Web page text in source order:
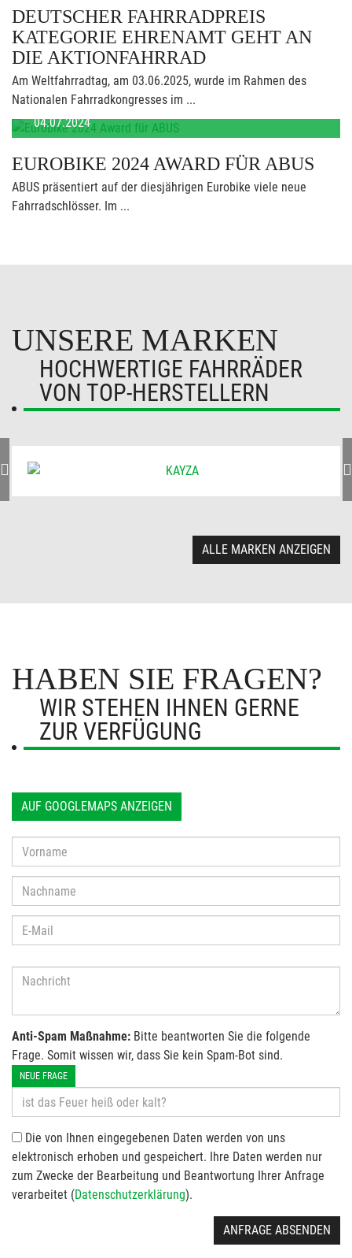
DEUTSCHER FAHRRADPREIS
KATEGORIE EHRENAMT GEHT AN
DIE AKTIONFAHRRAD
Am Weltfahrradtag, am 03.06.2025, wurde im Rahmen des
Nationalen Fahrradkongresses im ...
04.07.2024
EUROBIKE 2024 AWARD FÜR ABUS
ABUS präsentiert auf der diesjährigen Eurobike viele neue
Fahrradschlösser. Im ...
UNSERE MARKEN
HOCHWERTIGE FAHRRÄDER
VON TOP-HERSTELLERN
ALLE MARKEN ANZEIGEN
HABEN SIE FRAGEN?
WIR STEHEN IHNEN GERNE
ZUR VERFÜGUNG
AUF GOOGLEMAPS ANZEIGEN
Anti-Spam Maßnahme: Bitte beantworten Sie die folgende
Frage. Somit wissen wir, dass Sie kein Spam-Bot sind.
NEUE FRAGE
Die von Ihnen eingegebenen Daten werden von uns
elektronisch erhoben und gespeichert. Ihre Daten werden nur
zum Zwecke der Bearbeitung und Beantwortung Ihrer Anfrage
verarbeitet (Datenschutzerklärung).
ANFRAGE ABSENDEN